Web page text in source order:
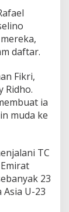
daftar.
Fikri,
Ridho.
ia
muda ke
TC
23
U-23